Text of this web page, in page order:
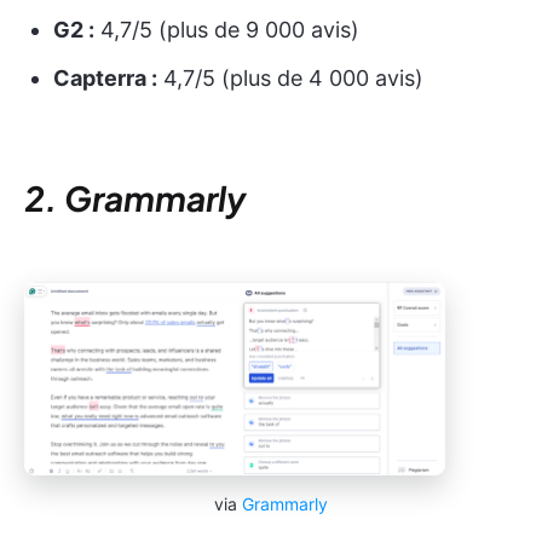
G2 : 4,7/5 (plus de 9 000 avis)
Capterra : 4,7/5 (plus de 4 000 avis)
2. Grammarly
via Grammarly